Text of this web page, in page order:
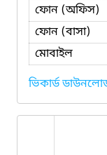
ফোন (অফিস)
ফোন (বাসা)
মোবাইল
ভিকার্ড